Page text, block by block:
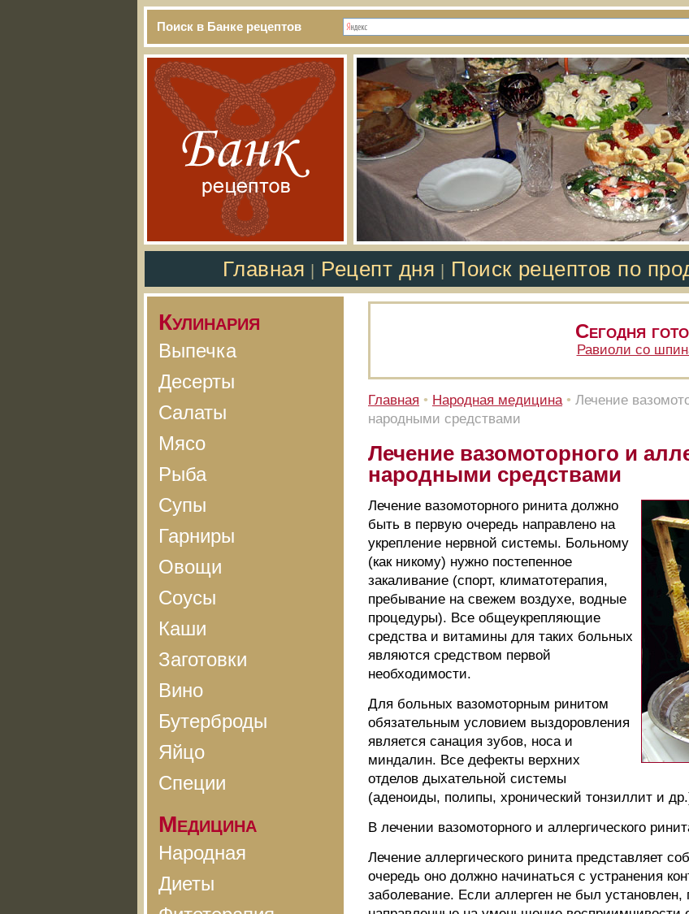
Поиск в Банке рецептов
Главная Рецепт дня Поиск рецептов по
Кулинария
Выпечка
Десерты
Салаты
Мясо
Рыба
Супы
Гарниры
Овощи
Соусы
Каши
Заготовки
Вино
Бутерброды
Яйцо
Специи
Медицина
Народная
Диеты
Сегодня
Равиоли со
Главная • Народная медицина • Лечение
народными средствами
Лечение вазомоторного и
народными средствами
Лечение вазомоторного ринита должно
быть в первую очередь направлено на
укрепление нервной системы. Больному
(как никому) нужно постепенное
закаливание (спорт, климатотерапия,
пребывание на свежем воздухе, водные
процедуры). Все общеукрепляющие
средства и витамины для таких больных
являются средством первой
необходимости.
Для больных вазомоторным ринитом
обязательным условием выздоровления
является санация зубов, носа и
миндалин. Все дефекты верхних
отделов дыхательной системы
(аденоиды, полипы, хронический тонзиллит и
В лечении вазомоторного и аллергического
Лечение аллергического ринита представляет
очередь оно должно начинаться с устранения
заболевание. Если аллерген не был установлен,